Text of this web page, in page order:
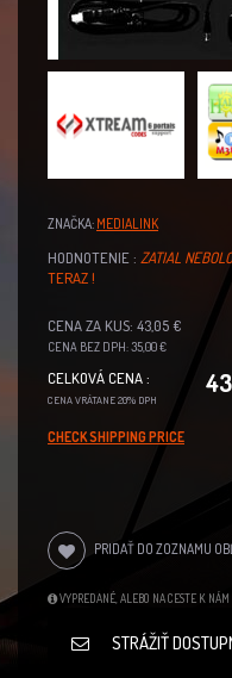
ZNAČKA: MEDIALINK
HODNOTENIE : ZATIAL
TERAZ !
CENA ZA KUS: 43,05 €
CENA BEZ DPH: 35,00 €
CELKOVÁ CENA :
CENA VRÁTANE 20% DPH
CHECK SHIPPING PRICE
PRIDAŤ DO ZOZNAMU
VYPREDANÉ, ALEBO NA CESTE K NÁM
STRÁŽIŤ